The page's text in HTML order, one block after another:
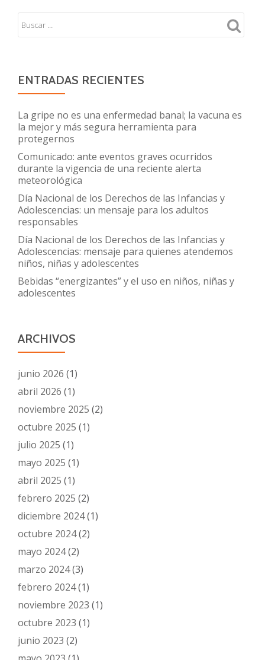
ENTRADAS RECIENTES
La gripe no es una enfermedad banal; la vacuna es
la mejor y más segura herramienta para
protegernos
Comunicado: ante eventos graves ocurridos
durante la vigencia de una reciente alerta
meteorológica
Día Nacional de los Derechos de las Infancias y
Adolescencias: un mensaje para los adultos
responsables
Día Nacional de los Derechos de las Infancias y
Adolescencias: mensaje para quienes atendemos
niños, niñas y adolescentes
Bebidas “energizantes” y el uso en niños, niñas y
adolescentes
ARCHIVOS
junio 2026 (1)
abril 2026 (1)
noviembre 2025 (2)
octubre 2025 (1)
julio 2025 (1)
mayo 2025 (1)
abril 2025 (1)
febrero 2025 (2)
diciembre 2024(1)
octubre 2024(2)
mayo 2024(2)
marzo 2024(3)
febrero 2024(1)
noviembre 2023 (1)
octubre 2023 (1)
junio 2023 (2)